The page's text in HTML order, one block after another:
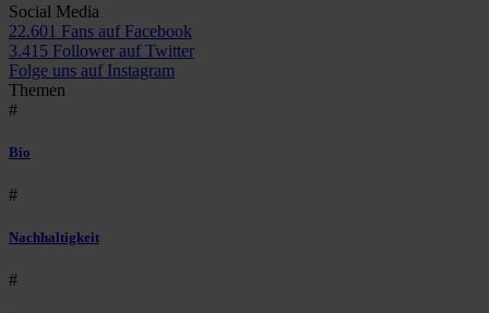
Social Media
22.601 Fans auf Facebook
3.415 Follower auf Twitter
Folge uns auf Instagram
Themen
#
Bio
#
Nachhaltigkeit
#